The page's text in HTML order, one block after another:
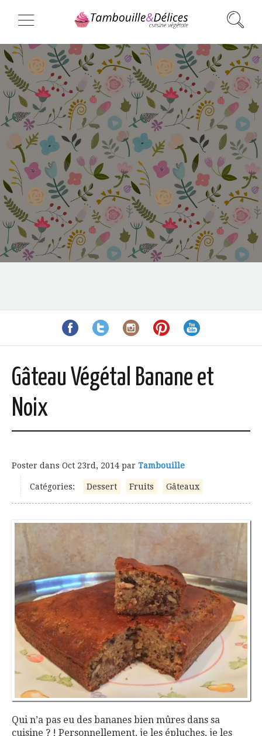
Gâteau Végétal Banane et
Noix
Poster dans Oct 23rd, 2014 par Tambouille
Catégories: Dessert Fruits Gâteaux
Qui n’a pas eu des bananes bien mûres dans sa
cuisine ? ! Personnellement, je les épluches, je les